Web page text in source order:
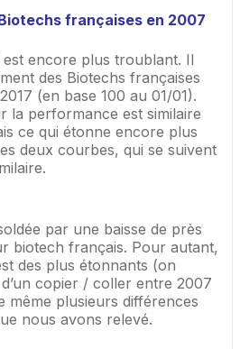
françaises en 2007
est encore plus troublant. Il
des Biotechs françaises
(en base 100 au 01/01).
la performance est similaire
ce qui étonne encore plus
deux courbes, qui se suivent
par une baisse de près
biotech français. Pour autant,
des plus étonnants (on
copier / coller entre 2007
même plusieurs différences
nous avons relevé.